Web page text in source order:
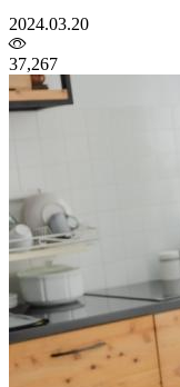
2024.03.20
37,267